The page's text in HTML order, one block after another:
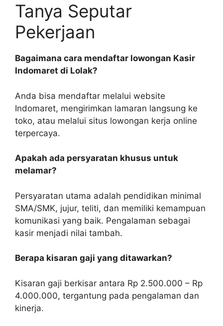
Tanya Seputar
Pekerjaan
Bagaimana cara mendaftar lowongan Kasir
Indomaret di Lolak?
Anda bisa mendaftar melalui website
Indomaret, mengirimkan lamaran langsung ke
toko, atau melalui situs lowongan kerja online
terpercaya.
Apakah ada persyaratan khusus untuk
melamar?
Persyaratan utama adalah pendidikan minimal
SMA/SMK, jujur, teliti, dan memiliki kemampuan
komunikasi yang baik. Pengalaman sebagai
kasir menjadi nilai tambah.
Berapa kisaran gaji yang ditawarkan?
Kisaran gaji berkisar antara Rp 2.500.000 – Rp
4.000.000, tergantung pada pengalaman dan
kinerja.